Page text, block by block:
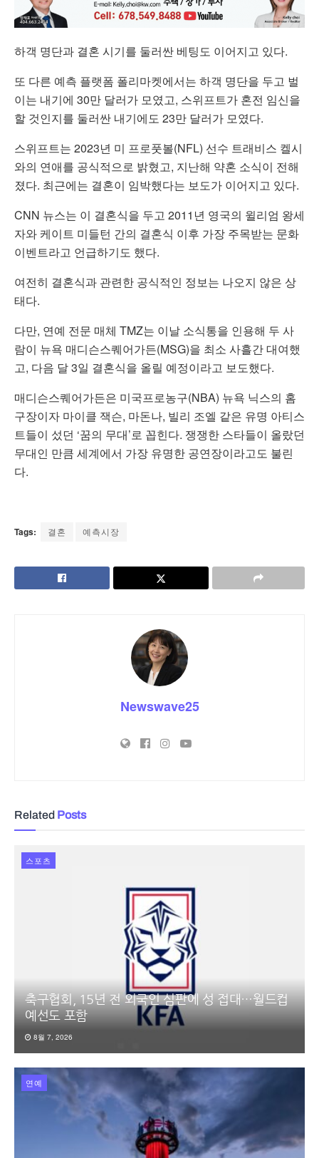
하객 명단과 결혼 시기를 둘러싼 베팅도 이어지고 있다.
또 다른 예측 플랫폼 폴리마켓에서는 하객 명단을 두고 벌
이는 내기에 30만 달러가 모였고, 스위프트가 혼전 임신을
할 것인지를 둘러싼 내기에도 23만 달러가 모였다.
스위프트는 2023년 미 프로풋볼(NFL) 선수 트래비스 켈시
와의 연애를 공식적으로 밝혔고, 지난해 약혼 소식이 전해
졌다. 최근에는 결혼이 임박했다는 보도가 이어지고 있다.
CNN 뉴스는 이 결혼식을 두고 2011년 영국의 윌리엄 왕세
자와 케이트 미들턴 간의 결혼식 이후 가장 주목받는 문화
이벤트라고 언급하기도 했다.
여전히 결혼식과 관련한 공식적인 정보는 나오지 않은 상
태다.
다만, 연예 전문 매체 TMZ는 이날 소식통을 인용해 두 사
람이 뉴욕 매디슨스퀘어가든(MSG)을 최소 사흘간 대여했
고, 다음 달 3일 결혼식을 올릴 예정이라고 보도했다.
매디슨스퀘어가든은 미국프로농구(NBA) 뉴욕 닉스의 홈
구장이자 마이클 잭슨, 마돈나, 빌리 조엘 같은 유명 아티스
트들이 섰던 ‘꿈의 무대’로 꼽힌다. 쟁쟁한 스타들이 올랐던
무대인 만큼 세계에서 가장 유명한 공연장이라고도 불린
다.
Tags: 결혼 예측시장
Newswave25
Related Posts
스포츠
축구협회, 15년 전 외국인 심판에 성 접대…월드컵
예선도 포함
8월 7, 2026
연예